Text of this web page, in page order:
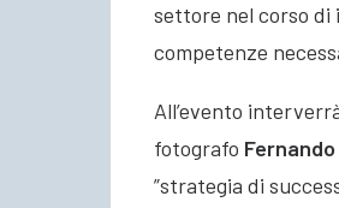
settore nel corso di
competenze
All’evento
fotografo
”strategia di